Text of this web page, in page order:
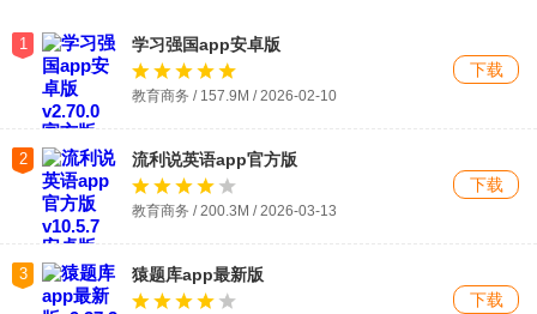
1 学习强国app安卓版
教育商务 / 157.9M / 2026-02-10
下载
2 流利说英语app官方版
教育商务 / 200.3M / 2026-03-13
下载
3 猿题库app最新版
下载